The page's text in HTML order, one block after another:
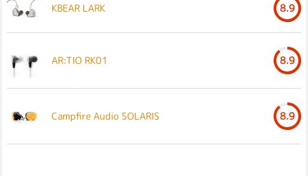
KBEAR LARK 8.9
AR:TIO RK01 8.9
Campfire Audio SOLARIS 8.9